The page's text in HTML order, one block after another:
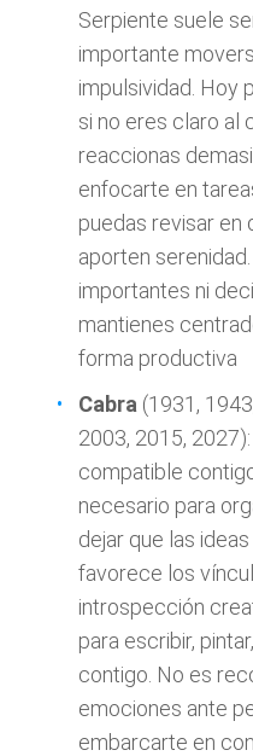
Serpiente suele
importante
impulsividad. Hoy
si no eres claro al
reaccionas
enfocarte en
puedas revisar en
aporten
importantes ni
mantienes
forma productiva
Cabra (1931,
2003, 2015,
compatible
necesario para
dejar que las
favorece los
introspección
para escribir,
contigo. No es
emociones ante
embarcarte en